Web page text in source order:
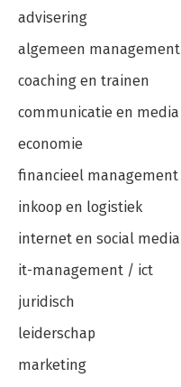
advisering
algemeen management
coaching en trainen
communicatie en media
economie
financieel management
inkoop en logistiek
internet en social media
it-management / ict
juridisch
leiderschap
marketing